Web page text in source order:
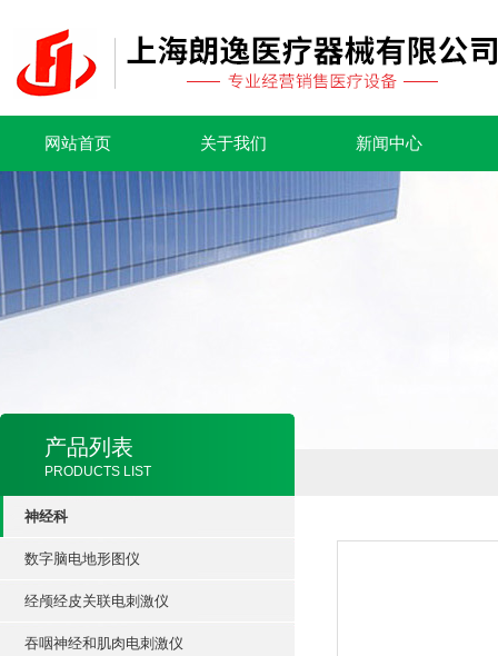
网站首页 关于我们 新闻中心
产品列表
PRODUCTS LIST
神经科
数字脑电地形图仪
经颅经皮关联电刺激仪
吞咽神经和肌肉电刺激仪